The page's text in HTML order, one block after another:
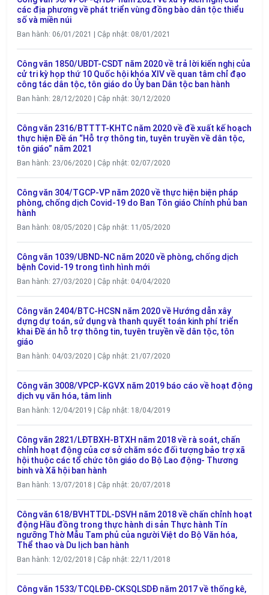
các địa phương về phát triển vùng đồng bào dân tộc thiểu
số và miền núi
Ban hành: 06/01/2021 | Cập nhật: 08/01/2021
Công văn 1850/UBDT-CSDT năm 2020 về trả lời kiến nghị của
cử tri kỳ họp thứ 10 Quốc hội khóa XIV về quan tâm chỉ đạo
công tác dân tộc, tôn giáo do Ủy ban Dân tộc ban hành
Ban hành: 28/12/2020 | Cập nhật: 30/12/2020
Công văn 2316/BTTTT-KHTC năm 2020 về đề xuất kế hoạch
thực hiện Đề án “Hỗ trợ thông tin, tuyên truyền về dân tộc,
tôn giáo” năm 2021
Ban hành: 23/06/2020 | Cập nhật: 02/07/2020
Công văn 304/TGCP-VP năm 2020 về thực hiện biện pháp
phòng, chống dịch Covid-19 do Ban Tôn giáo Chính phủ ban
hành
Ban hành: 08/05/2020 | Cập nhật: 11/05/2020
Công văn 1039/UBND-NC năm 2020 về phòng, chống dịch
bệnh Covid-19 trong tình hình mới
Ban hành: 27/03/2020 | Cập nhật: 04/04/2020
Công văn 2404/BTC-HCSN năm 2020 về Hướng dẫn xây
dựng dự toán, sử dụng và thanh quyết toán kinh phí triển
khai Đề án hỗ trợ thông tin, tuyên truyền về dân tộc, tôn
giáo
Ban hành: 04/03/2020 | Cập nhật: 21/07/2020
Công văn 3008/VPCP-KGVX năm 2019 báo cáo về hoạt động
dịch vụ văn hóa, tâm linh
Ban hành: 12/04/2019 | Cập nhật: 18/04/2019
Công văn 2821/LĐTBXH-BTXH năm 2018 về rà soát, chấn
chỉnh hoạt động của cơ sở chăm sóc đối tượng bảo trợ xã
hội thuộc các tổ chức tôn giáo do Bộ Lao động- Thương
binh và Xã hội ban hành
Ban hành: 13/07/2018 | Cập nhật: 20/07/2018
Công văn 618/BVHTTDL-DSVH năm 2018 về chấn chỉnh hoạt
động Hầu đồng trong thực hành di sản Thực hành Tín
ngưỡng Thờ Mẫu Tam phủ của người Việt do Bộ Văn hóa,
Thể thao và Du lịch ban hành
Ban hành: 12/02/2018 | Cập nhật: 22/11/2018
Công văn 1533/TCQLĐĐ-CKSQLSDĐ năm 2017 về thống kê,